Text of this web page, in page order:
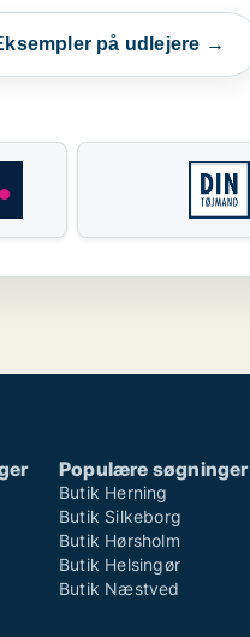
på udlejere →
Populære søgninger
Butik Herning
Butik Silkeborg
Butik Hørsholm
Butik Helsingør
Butik Næstved